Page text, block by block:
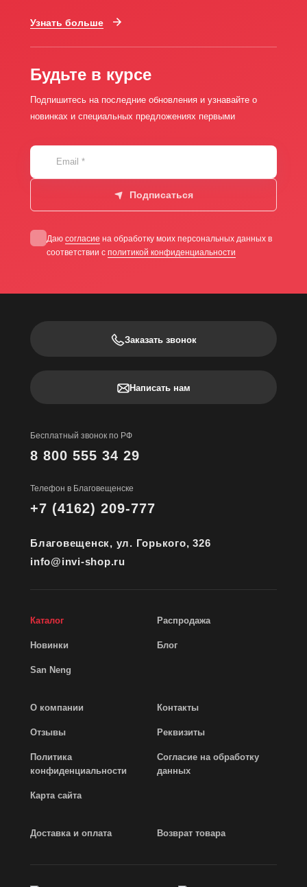
Узнать больше
Будьте в курсе
Подпишитесь на последние обновления и узнавайте о
новинках и специальных предложениях первыми
Email *
Подписаться
Даю согласие на обработку моих персональных данных в
соответствии с политикой конфиденциальности
Заказать звонок
Написать нам
Бесплатный звонок по РФ
8 800 555 34 29
Телефон в Благовещенске
+7 (4162) 209-777
Благовещенск, ул. Горького, 326
info@invi-shop.ru
Каталог Распродажа
Новинки Блог
San Neng
О компании Контакты
Отзывы Реквизиты
Политика
конфиденциальности
Согласие на обработку
данных
Карта сайта
Доставка и оплата Возврат товара